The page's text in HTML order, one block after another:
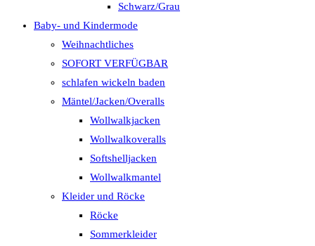
Schwarz/Grau
Baby- und Kindermode
Weihnachtliches
SOFORT VERFÜGBAR
schlafen wickeln baden
Mäntel/Jacken/Overalls
Wollwalkjacken
Wollwalkoveralls
Softshelljacken
Wollwalkmantel
Kleider und Röcke
Röcke
Sommerkleider